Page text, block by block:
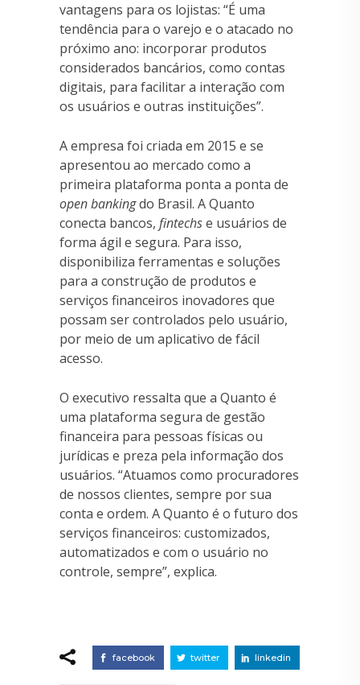
vantagens para os lojistas: “É uma
tendência para o varejo e o atacado no
próximo ano: incorporar produtos
considerados bancários, como contas
digitais, para facilitar a interação com
os usuários e outras instituições”.
A empresa foi criada em 2015 e se
apresentou ao mercado como a
primeira plataforma ponta a ponta de
open bankingdo Brasil. A Quanto
conecta bancos, fintechse usuários de
forma ágil e segura. Para isso,
disponibiliza ferramentas e soluções
para a construção de produtos e
serviços financeiros inovadores que
possam ser controlados pelo usuário,
por meio de um aplicativo de fácil
acesso.
O executivo ressalta que a Quanto é
uma plataforma segura de gestão
financeira para pessoas físicas ou
jurídicas e preza pela informação dos
usuários. “Atuamos como procuradores
de nossos clientes, sempre por sua
conta e ordem. A Quanto é o futuro dos
serviços financeiros: customizados,
automatizados e com o usuário no
controle, sempre”, explica.
facebook twitter linkedin